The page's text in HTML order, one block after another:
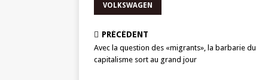
VOLKSWAGEN
PRÉCÉDENT
Avec la question des «migrants», la barbarie du
capitalisme sort au grand jour